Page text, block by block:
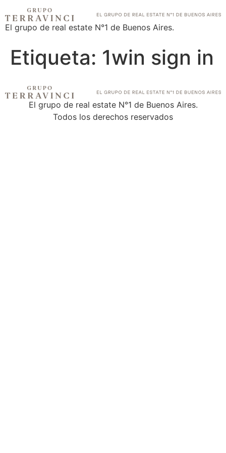
El grupo de real estate N°1 de Buenos Aires.
Etiqueta: 1win sign in
El grupo de real estate N°1 de Buenos Aires.
Todos los derechos reservados